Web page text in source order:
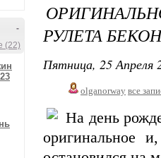
-
(22)
РУЛЕТА
Пятница, 25 Апреля
olganorway все
На день
оригинальное